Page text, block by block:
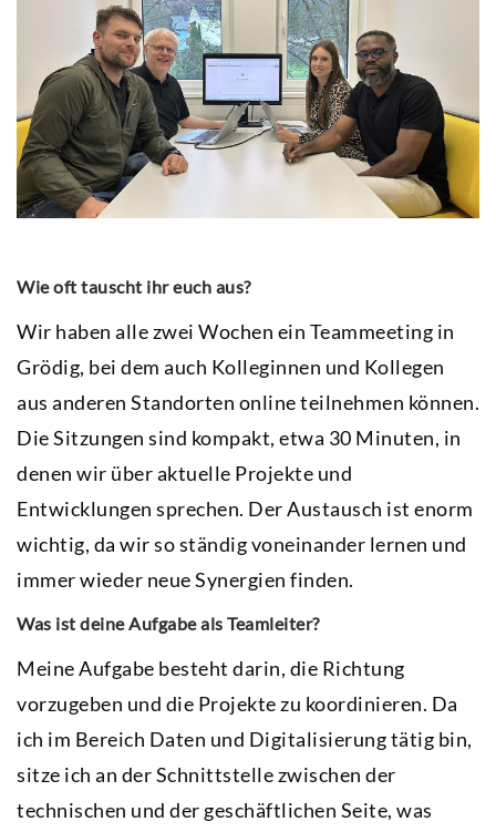
Wie oft tauscht ihr euch aus?
Wir haben alle zwei Wochen ein Teammeeting in
Grödig, bei dem auch Kolleginnen und Kollegen
aus anderen Standorten online teilnehmen können.
Die Sitzungen sind kompakt, etwa 30 Minuten, in
denen wir über aktuelle Projekte und
Entwicklungen sprechen. Der Austausch ist enorm
wichtig, da wir so ständig voneinander lernen und
immer wieder neue Synergien finden.
Was ist deine Aufgabe als Teamleiter?
Meine Aufgabe besteht darin, die Richtung
vorzugeben und die Projekte zu koordinieren. Da
ich im Bereich Daten und Digitalisierung tätig bin,
sitze ich an der Schnittstelle zwischen der
technischen und der geschäftlichen Seite, was